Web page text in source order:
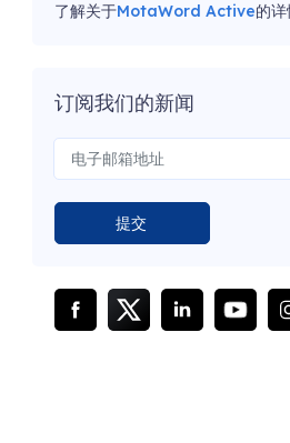
了解关于MotaWord Active的详
订阅我们的新闻
提交